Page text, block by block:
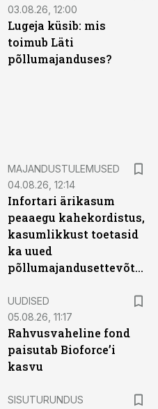
03.08.26, 12:00
Lugeja küsib: mis
toimub Läti
põllumajanduses?
MAJANDUSTULEMUSED
04.08.26, 12:14
Infortari ärikasum
peaaegu kahekordistus,
kasumlikkust toetasid
ka uued
põllumajandusettevõtted
UUDISED
05.08.26, 11:17
Rahvusvaheline fond
paisutab Bioforce’i
kasvu
SISUTURUNDUS